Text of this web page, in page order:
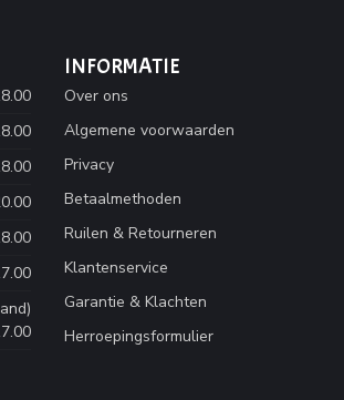
INFORMATIE
Over ons
Algemene voorwaarden
Privacy
Betaalmethoden
Ruilen & Retourneren
Klantenservice
Garantie & Klachten
Herroepingsformulier